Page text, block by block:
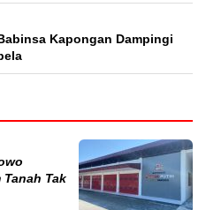
Kapongan Dampingi
Tak